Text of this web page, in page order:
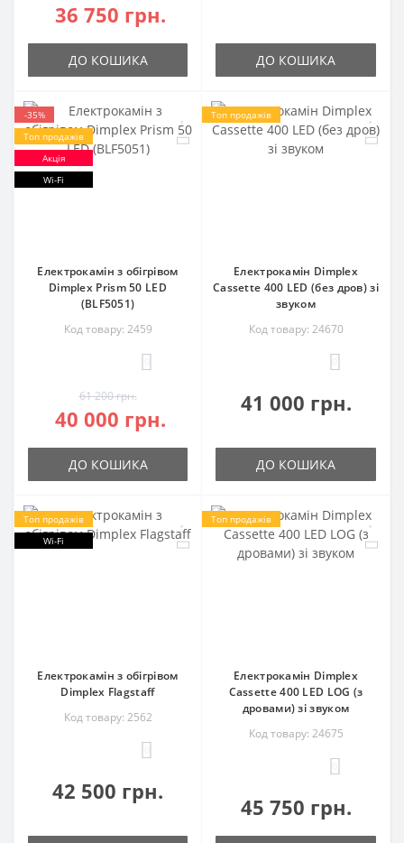
36 750 грн.
ДО КОШИКА ДО КОШИКА
-35%
Топ продажів
Акція
Wi-Fi
Електрокамін з обігрівом
Dimplex Prism 50 LED
(BLF5051)
Код товару: 2459
61 200 грн.
40 000 грн.
ДО КОШИКА
Топ продажів
Електрокамін Dimplex
Cassette 400 LED (без дров) зі
звуком
Код товару: 24670
41 000 грн.
ДО КОШИКА
Топ продажів
Wi-Fi
Електрокамін з обігрівом
Dimplex Flagstaff
Код товару: 2562
42 500 грн.
Топ продажів
Електрокамін Dimplex
Cassette 400 LED LOG (з
дровами) зі звуком
Код товару: 24675
45 750 грн.